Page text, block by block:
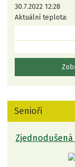
30.7.2022 12:28
Aktuální teplota:
Senioři